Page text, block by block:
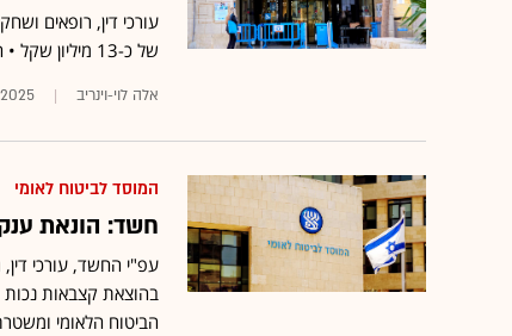
עורכי דין, רופאים
של כ-13 מיליון שקל • החוקרים פשטו על בתיהם של עשרות חשודים וביצעו כמה מעצרים
אלה לוי-וינריב
המוסד לביטוח לאומי
חשד: הונאת
עפ"י החשד, עורכי
הביטוח הלאומי